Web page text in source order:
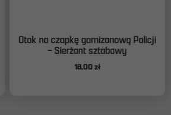
Otok na czapkę garnizonową Policji
– Sierżant sztabowy
18,00zł